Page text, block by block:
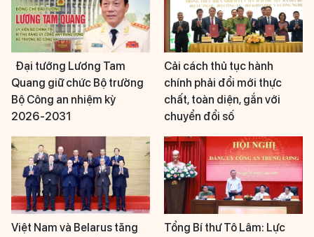
Đại tướng Lương Tam
Quang giữ chức Bộ trưởng
Bộ Công an nhiệm kỳ
2026-2031
Cải cách thủ tục hành
chính phải đổi mới thực
chất, toàn diện, gắn với
chuyển đổi số
Việt Nam và Belarus tăng
Tổng Bí thư Tô Lâm: Lực